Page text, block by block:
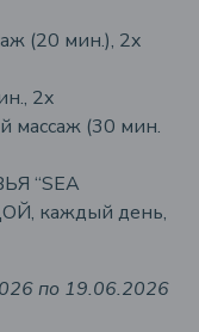
(20 мин.), 2x
2x
массаж (30 мин.
“SEA
каждый день,
по 19.06.2026